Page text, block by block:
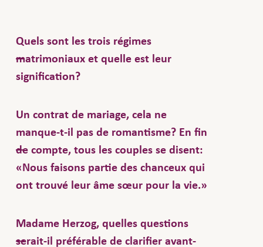
Quels sont les trois régimes
matrimoniaux et quelle est leur
signification?
régime matrimonial ordinaire, c’est celui
qui s’applique par défaut en l’absence
d’un contrat de mariage: tout ce qui a
été acquis pendant le mariage doit être
divisé par la moitié en cas de liquidation
époux possédaient déjà, avaient reçu en
Un contrat de mariage, cela ne
manque-t-il pas de romantisme? En fin
de compte, tous les couples se disent:
«Nous faisons partie des chanceux qui
ont trouvé leur âme sœur pour la vie.»
Mais en réalité, presque la moitié des
Madame Herzog, quelles questions
serait-il préférable de clarifier avant-